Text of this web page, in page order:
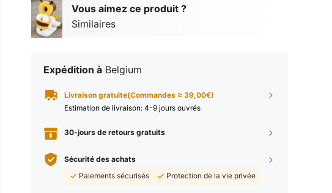
Vous aimez ce produit ?
Similaires
Expédition à Belgium
Livraison gratuite(Commandes ≥ 39,00€)
Estimation de livraison: 4-9 jours ouvrés
30-jours de retours gratuits
Sécurité des achats
Paiements sécurisés
Protection de la vie privée